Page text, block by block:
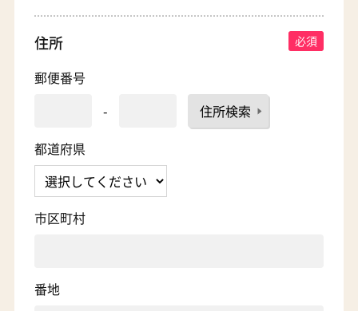
住所
郵便番号
-
住所検索
都道府県
市区町村
番地